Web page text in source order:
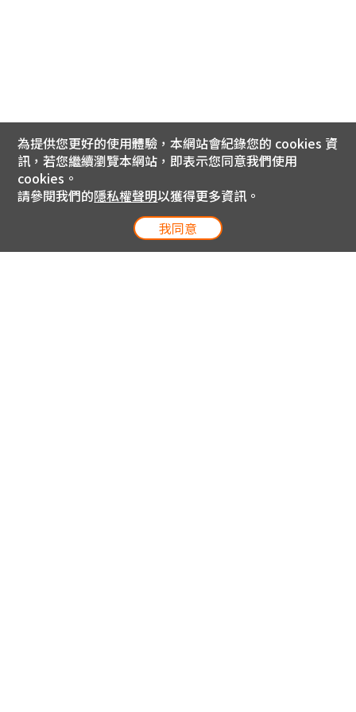
為提供您更好的使用體驗，本網站會紀錄您的 cookies 資
訊，若您繼續瀏覽本網站，即表示您同意我們使用
cookies。
請參閱我們的隱私權聲明以獲得更多資訊。
我同意